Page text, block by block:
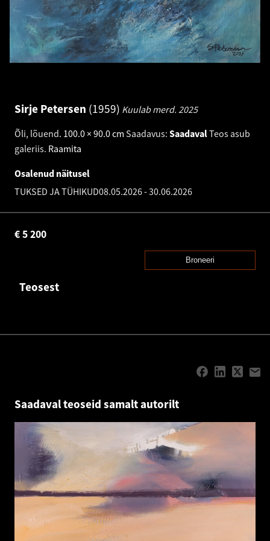
Sirje Petersen 1959 Kuulab merd. 2025
Õli, lõuend. 100.0 × 90.0 cm Saadavus: SaadavalTeos asub
galeriis. Raamita
Osalenud näitusel
TUKSED JA TÜHIKUD08.05.2026-30.06.2026
5 200
€
Broneeri
Teosest
Saadaval teoseid samalt autorilt